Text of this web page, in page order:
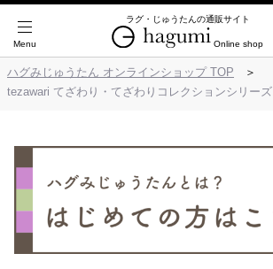
ラグ・じゅうたんの通販サイト
Online shop
ハグみじゅうたん オンラインショップ TOP
tezawari てざわり・てざわりコレクションシリーズ